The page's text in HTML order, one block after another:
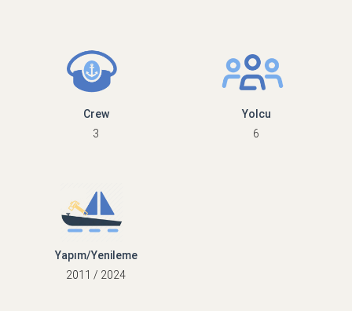
Crew
3
Yolcu
6
Yapım/Yenileme
2011 / 2024